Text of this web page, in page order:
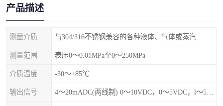
产品描述
测量介质 与304/316不锈钢兼容的各种液体、气体或蒸汽
测量范围 表压0～0.01MPa至0～250MPa
介质温度 -30～+85℃
输出信号